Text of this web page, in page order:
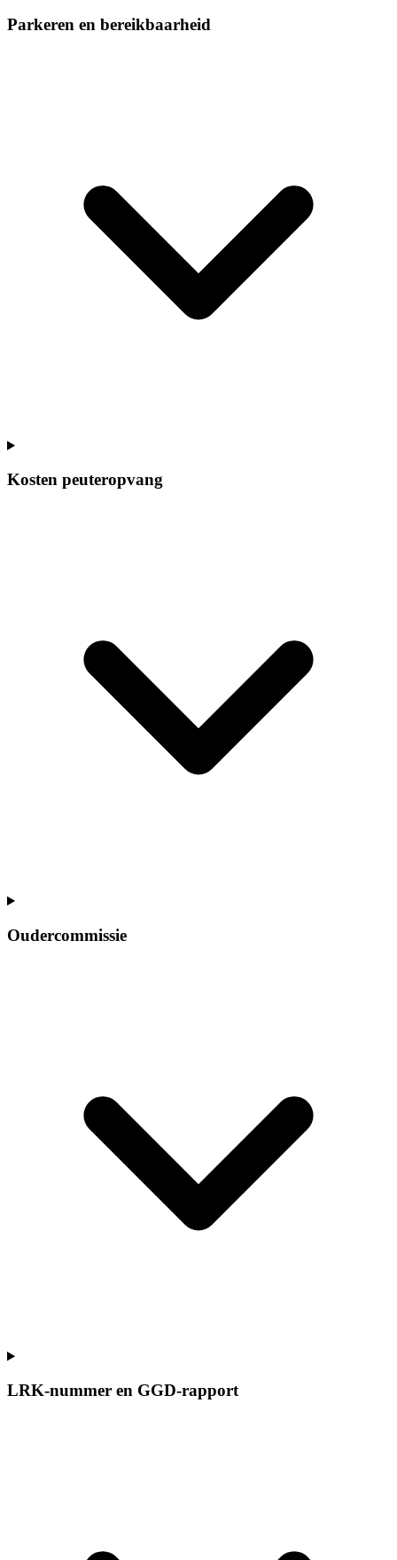
Parkeren en bereikbaarheid
Kosten peuteropvang
Oudercommissie
LRK-nummer en GGD-rapport